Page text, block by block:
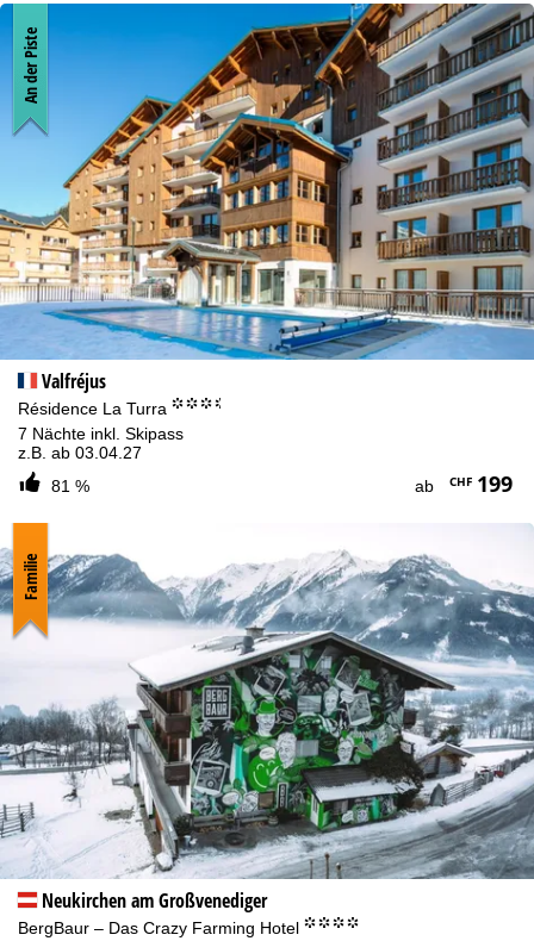
Valfréjus
Résidence La Turra °°°.
7 Nächte inkl. Skipass
z.B. ab 03.04.27
81 %
ab CHF199
An der Piste
Neukirchen am Großvenediger
BergBaur – Das Crazy Farming Hotel °°°°
Familie